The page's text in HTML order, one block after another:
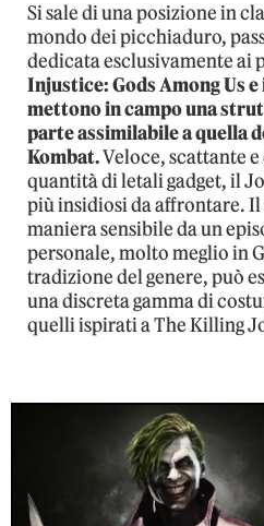
Si sale di una posizione in
mondo dei picchiaduro,
dedicata esclusivamente ai
Injustice: Gods Among Us
mettono in campo una
parte assimilabile a quella
Kombat.Veloce, scattante
quantità di letali gadget, il
più insidiosi da affrontare.
maniera sensibile da un
personale, molto meglio in
tradizione del genere, può
una discreta gamma di
quelli ispirati a The Killing